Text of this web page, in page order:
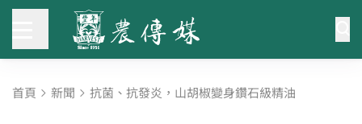
首頁 新聞 抗菌、抗發炎，山胡椒變身鑽石級精油